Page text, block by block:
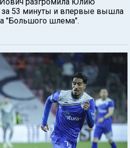
за 53 минуты и впервые вышла
"Большого шлема".